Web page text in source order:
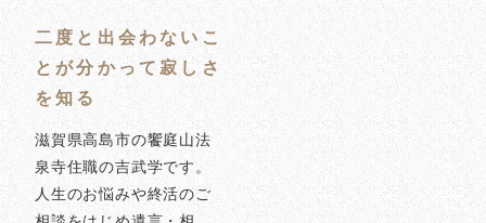
二度と出会わないこ
とが分かって寂しさ
を知る
滋賀県高島市の饗庭山法
泉寺住職の吉武学です。
人生のお悩みや終活のご